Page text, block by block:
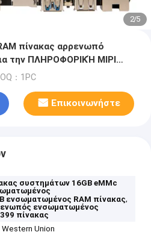
2/5
πίνακας αρρενωπό
την ΠΛΗΡΟΦΟΡΙΚΉ MIPI
：1PC
Επικοινωνήστε
συστημάτων 16GB eMMc
ενσωματωμένος RAM πίνακας,
ενσωματωμένος
πίνακας
Western Union